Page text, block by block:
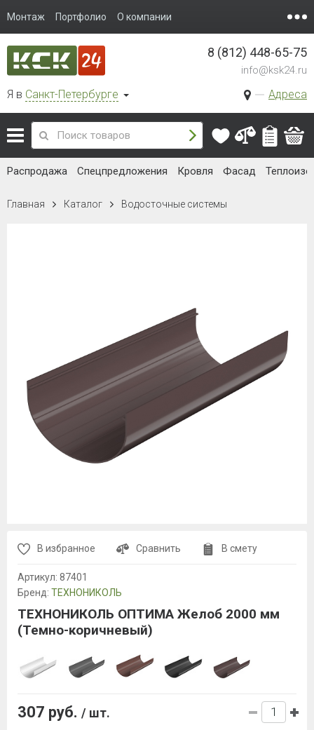
Монтаж Портфолио О компании
Я в Санкт-Петербурге Адреса
8 (812) 448-65-75
info@ksk24.ru
Распродажа Спецпредложения Кровля Фасад
Главная Каталог Водосточные системы
В избранное Сравнить В смету
Артикул: 87401
Бренд: ТЕХНОНИКОЛЬ
ТЕХНОНИКОЛЬ ОПТИМА Желоб 2000 мм
(Темно-коричневый)
307 руб. / шт.